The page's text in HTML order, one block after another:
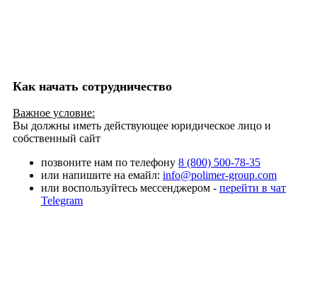
Как начать сотрудничество
Важное условие:
Вы должны иметь действующее юридическое лицо и
собственный сайт
позвоните нам по телефону 8 (800) 500-78-35
или напишите на емайл: info@polimer-group.com
или воспользуйтесь мессенджером - перейти в чат
Telegram